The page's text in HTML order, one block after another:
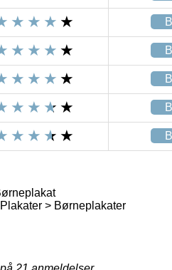
> Børneplakater